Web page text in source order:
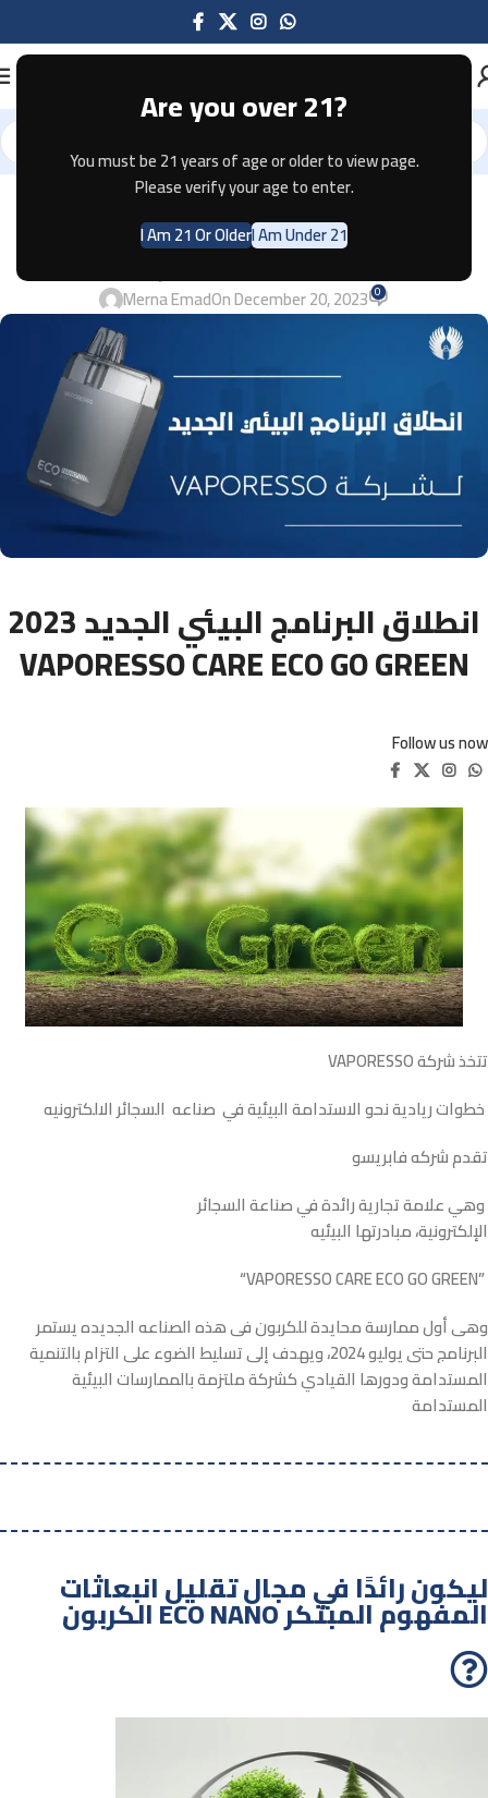
Are you over 21?
You must be 21 years of age or older to view page.
Please verify your age to enter.
I Am 21 Or OlderI Am Under 21
UNCATEGORIZED
VAPORESSO انطلاق البرنامج البيئي
الجديد 2023 لشركه
Merna EmadOn December 20, 2023 0
انطلاق البرنامج البيئي الجديد 2023
VAPORESSO CARE ECO GO GREEN
Follow us now
VAPORESSO تتخذشركة
تقدم شركه فابريسو
الإلكترونية، مبادرتها البيئيه
“VAPORESSO CARE ECO GO GREEN”
وهي أول ممارسة محايدة للكربون في هذه الصناعه الجديده يستمر
البرنامج حتى يوليو 2024، ويهدف إلى تسليط الضوء على التزام بالتنمية
المستدامة ودورها القيادي كشركة ملتزمة بالممارسات البيئية
المستدامة
ليكون رائدًا في مجال تقليل انبعاثات
الكربون ECO NANO المفهوم المبتكر